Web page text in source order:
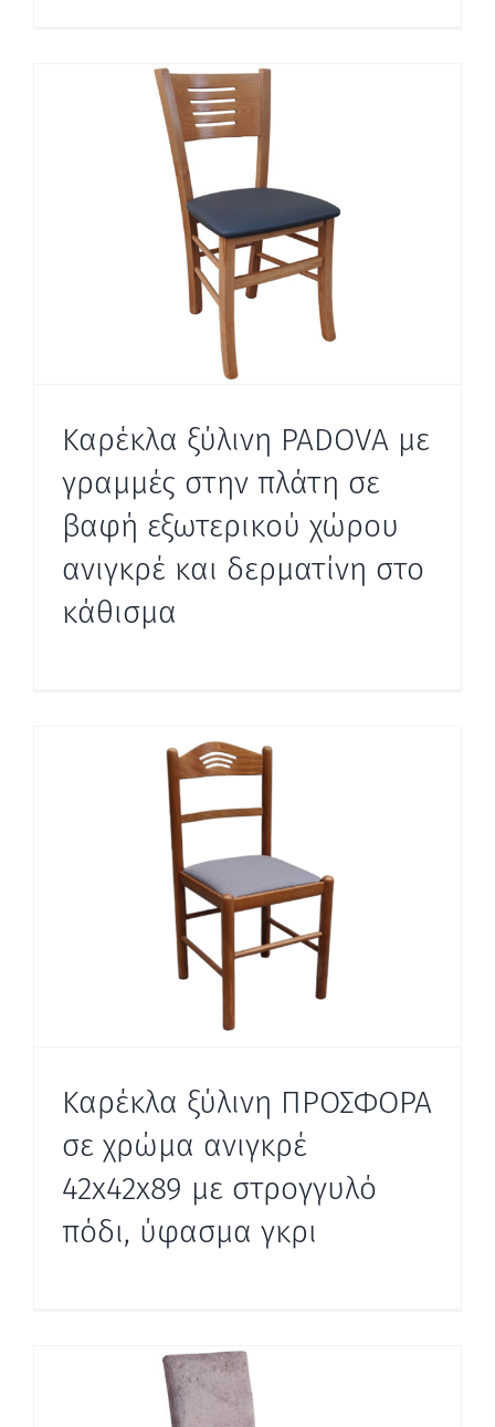
Καρέκλα ξύλινη PADOVA με
γραμμές στην πλάτη σε
βαφή εξωτερικού χώρου
ανιγκρέ και δερματίνη στο
κάθισμα
Καρέκλα ξύλινη ΠΡΟΣΦΟΡΑ
σε χρώμα ανιγκρέ
42x42x89 με στρογγυλό
πόδι, ύφασμα γκρι